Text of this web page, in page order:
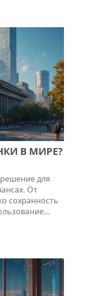
проверки
простым
В МИРЕ?
для
От
сохранность
банки
и какие
Узнайте, где